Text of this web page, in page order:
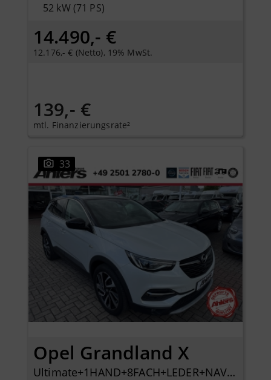
52 kW (71 PS)
14.490,- €
12.176,- € (Netto), 19% MwSt.
139,- €
mtl. Finanzierungsrate²
33
Opel Grandland X
Ultimate+1HAND+8FACH+LEDER+NAVI+KAMERA+ELSITZE+